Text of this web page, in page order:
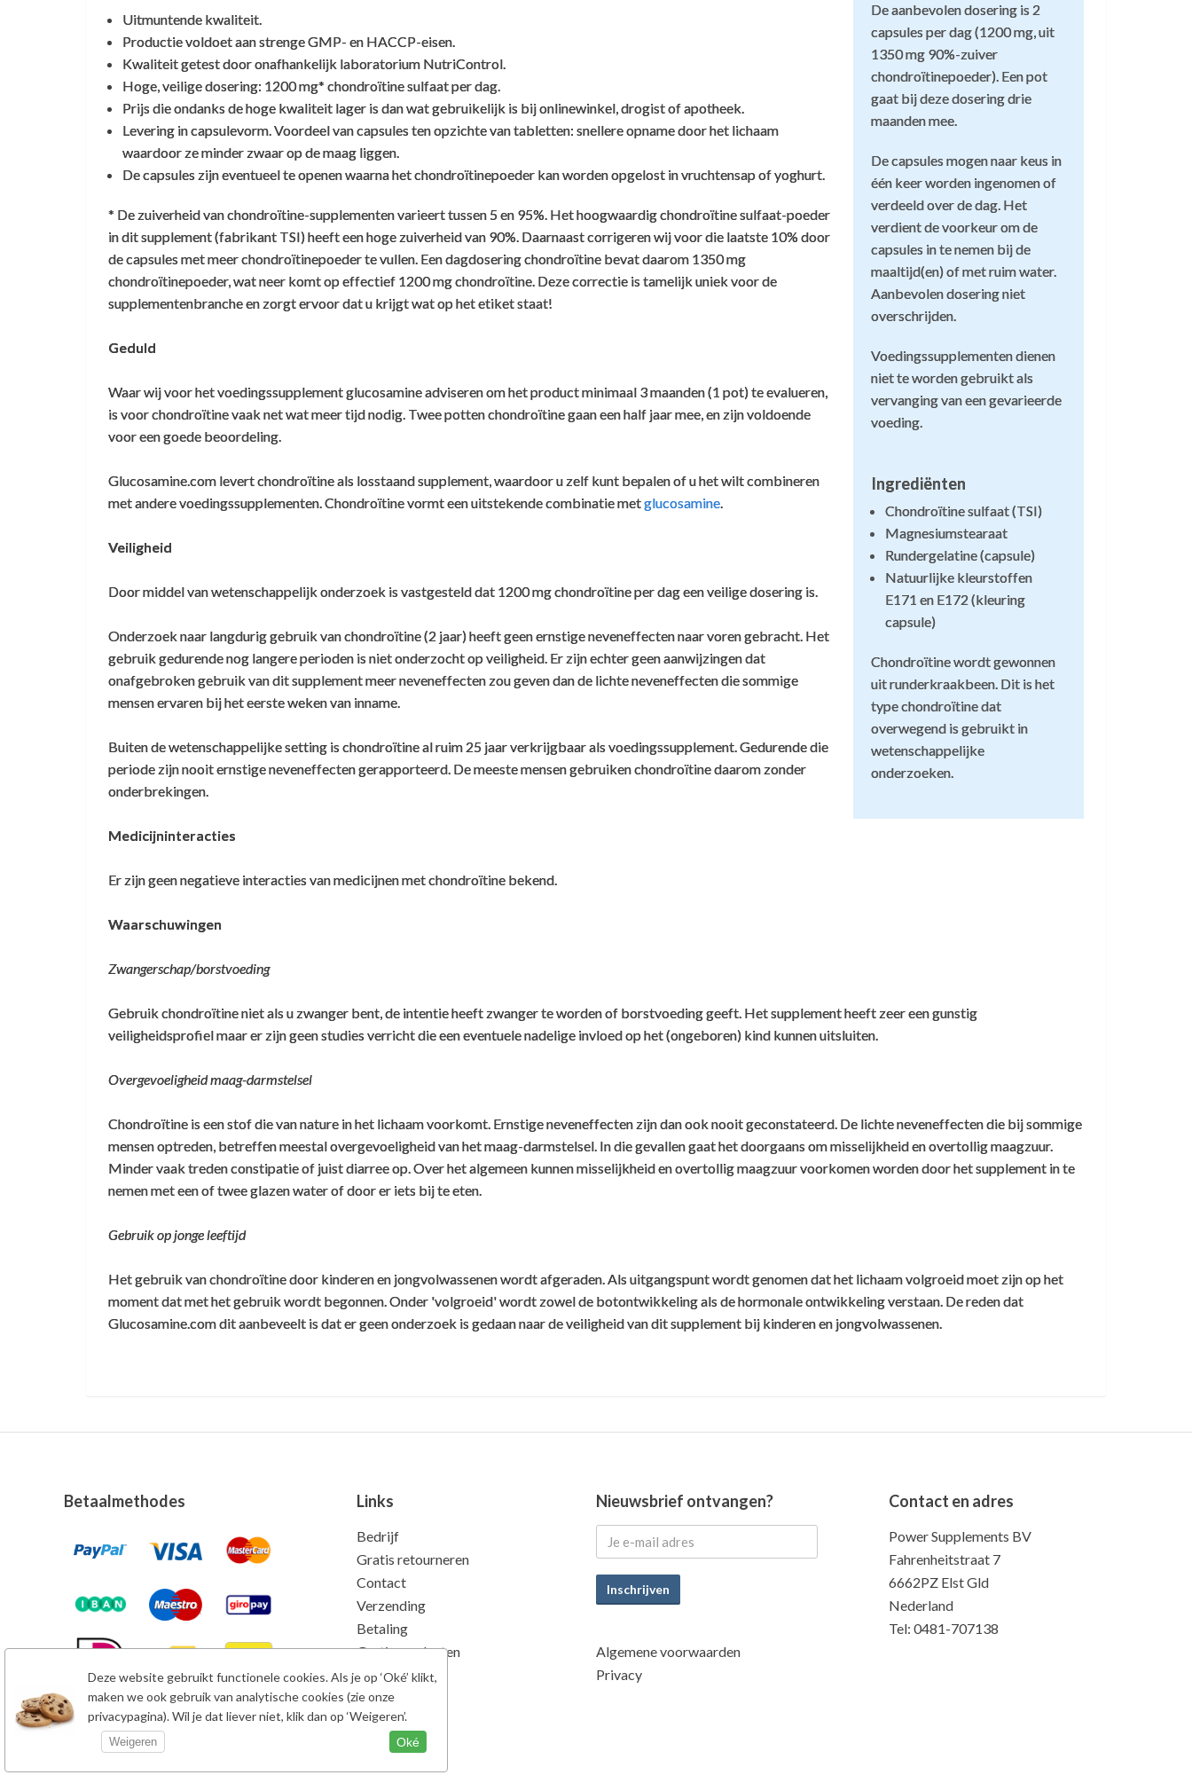
Deze website gebruikt functionele cookies. Als je op ‘Oké’ klikt,
maken we ook gebruik van analytische cookies (zie onze
privacypagina). Wil je dat liever niet, klik dan op ‘Weigeren’.
Weigeren Oké
De aanbevolen dosering is 2
capsules per dag (1200 mg, uit
1350 mg 90%-zuiver
chondroïtinepoeder). Een pot
gaat bij deze dosering drie
maanden mee.
De capsules mogen naar keus in
één keer worden ingenomen of
verdeeld over de dag. Het
verdient de voorkeur om de
capsules in te nemen bij de
maaltijd(en) of met ruim water.
Aanbevolen dosering niet
overschrijden.
Voedingssupplementen dienen
niet te worden gebruikt als
vervanging van een gevarieerde
voeding.
Ingrediënten
Chondroïtine sulfaat (TSI)
Magnesiumstearaat
Rundergelatine (capsule)
Natuurlijke kleurstoffen
E171 en E172 (kleuring
capsule)
Chondroïtine wordt gewonnen
uit runderkraakbeen. Dit is het
type chondroïtine dat
overwegend is gebruikt in
wetenschappelijke
onderzoeken.
Uitmuntende kwaliteit.
Productie voldoet aan strenge GMP- en HACCP-eisen.
Kwaliteit getest door onafhankelijk laboratorium NutriControl.
Hoge, veilige dosering: 1200 mg* chondroïtine sulfaat per dag.
Prijs die ondanks de hoge kwaliteit lager is dan wat gebruikelijk is bij onlinewinkel, drogist of apotheek.
Levering in capsulevorm. Voordeel van capsules ten opzichte van tabletten: snellere opname door het lichaam
waardoor ze minder zwaar op de maag liggen.
De capsules zijn eventueel te openen waarna het chondroïtinepoeder kan worden opgelost in vruchtensap of yoghurt.
* De zuiverheid van chondroïtine-supplementen varieert tussen 5 en 95%. Het hoogwaardig chondroïtine sulfaat-poeder
in dit supplement (fabrikant TSI) heeft een hoge zuiverheid van 90%. Daarnaast corrigeren wij voor die laatste 10% door
de capsules met meer chondroïtinepoeder te vullen. Een dagdosering chondroïtine bevat daarom 1350 mg
chondroïtinepoeder, wat neer komt op effectief 1200 mg chondroïtine. Deze correctie is tamelijk uniek voor de
supplementenbranche en zorgt ervoor dat u krijgt wat op het etiket staat!
Geduld
Waar wij voor het voedingssupplement glucosamine adviseren om het product minimaal 3 maanden (1 pot) te evalueren,
is voor chondroïtine vaak net wat meer tijd nodig. Twee potten chondroïtine gaan een half jaar mee, en zijn voldoende
voor een goede beoordeling.
Glucosamine.com levert chondroïtine als losstaand supplement, waardoor u zelf kunt bepalen of u het wilt combineren
met andere voedingssupplementen. Chondroïtine vormt een uitstekende combinatie metglucosamine.
Veiligheid
Door middel van wetenschappelijk onderzoek is vastgesteld dat 1200 mg chondroïtine per dag een veilige dosering is.
Onderzoek naar langdurig gebruik van chondroïtine (2 jaar) heeft geen ernstige neveneffecten naar voren gebracht. Het
gebruik gedurende nog langere perioden is niet onderzocht op veiligheid. Er zijn echter geen aanwijzingen dat
onafgebroken gebruik van dit supplement meer neveneffecten zou geven dan de lichte neveneffecten die sommige
mensen ervaren bij het eerste weken van inname.
Buiten de wetenschappelijke setting is chondroïtine al ruim 25 jaar verkrijgbaar als voedingssupplement. Gedurende die
periode zijn nooit ernstige neveneffecten gerapporteerd. De meeste mensen gebruiken chondroïtine daarom zonder
onderbrekingen.
Medicijninteracties
Er zijn geen negatieve interacties van medicijnen met chondroïtine bekend.
Waarschuwingen
Zwangerschap/borstvoeding
Gebruik chondroïtine niet als u zwanger bent, de intentie heeft zwanger te worden of borstvoeding geeft. Het supplement heeft zeer een gunstig
veiligheidsprofiel maar er zijn geen studies verricht die een eventuele nadelige invloed op het (ongeboren) kind kunnen uitsluiten.
Overgevoeligheid maag-darmstelsel
Chondroïtine is een stof die van nature in het lichaam voorkomt. Ernstige neveneffecten zijn dan ook nooit geconstateerd. De lichte neveneffecten die bij sommige
mensen optreden, betreffen meestal overgevoeligheid van het maag-darmstelsel. In die gevallen gaat het doorgaans om misselijkheid en overtollig maagzuur.
Minder vaak treden constipatie of juist diarree op. Over het algemeen kunnen misselijkheid en overtollig maagzuur voorkomen worden door het supplement in te
nemen met een of twee glazen water of door er iets bij te eten.
Gebruik op jonge leeftijd
Het gebruik van chondroïtine door kinderen en jongvolwassenen wordt afgeraden. Als uitgangspunt wordt genomen dat het lichaam volgroeid moet zijn op het
moment dat met het gebruik wordt begonnen. Onder 'volgroeid' wordt zowel de botontwikkeling als de hormonale ontwikkeling verstaan. De reden dat
Glucosamine.com dit aanbeveelt is dat er geen onderzoek is gedaan naar de veiligheid van dit supplement bij kinderen en jongvolwassenen.
- Chondroïtine is geen eiwit zoals prionen zijn (prionen zijn de 'verkeerd gevouwen' eiwitten die BSE veroorzaken).
- Chondroitine is verkregen door een enzymatische hydrolyse van kraakbeenweefsel. Kraakbeenweefsel behoort samen met melk tot categorie IV
(geen detecteerbare bron van BSE infectiegevaar) van dierlijke grondstoffen.
- Het gebruikte kraakbeen komt van dieren uit landen die niet genoemd worden in document 9CFR94.18 van de FDA. Met andere woorden, de
- Tijdens de productie van chondroïtine wordt een sterke alkalische behandeling toegepast door middel van natriumhydroxide. Dit is een van de
weinige stoffen die in staat is BSE-prionen uit te schakelen.
- Audits door meerdere bedrijven hebben onderschreven dat het productieproces van deze chondroïtine veilig is en dat het eindproduct BSE-vrij is.
- Deze kwaliteit chondroïtine is al heel lang in gebruik. In sommige Europese landen wordt deze grondstof gebruikt in geneesmiddelen en is er een
systematische controle op bijwerkingen. Er is geen geval van BSE besmetting bekend door gebruik van preparaten die deze chondroitine bevatten.
Niet dat het verder nog veel toevoegt: ik gebruik deze chondroïtine zelf ook.
Kris
Betaalmethodes Links
Bedrijf
Gratis retourneren
Contact
Verzending
Betaling
Gratis producten
Kwaliteit
Nieuwsbrief ontvangen?
Inschrijven
Algemene voorwaarden
Privacy
Contact en adres
Power Supplements BV
Fahrenheitstraat 7
6662PZ Elst Gld
Nederland
Tel: 0481-707138